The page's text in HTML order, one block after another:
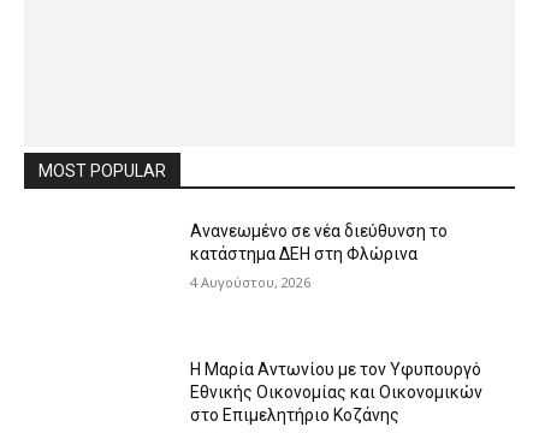
MOST POPULAR
Ανανεωμένο σε νέα διεύθυνση το
κατάστημα ΔΕΗ στη Φλώρινα
4 Αυγούστου, 2026
Η Μαρία Αντωνίου με τον Υφυπουργό
Εθνικής Οικονομίας και Οικονομικών
στο Επιμελητήριο Κοζάνης